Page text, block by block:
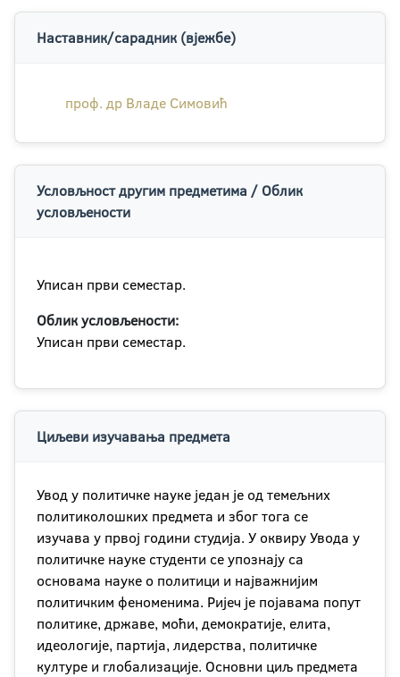
Наставник/сарадник (вјежбе)
проф. др Владе Симовић
Условљност другим предметима / Облик
условљености
Уписан први семестар.
Облик условљености:
Уписан први семестар.
Циљеви изучавања предмета
Увод у политичке науке један је од темељних
политиколошких предмета и због тога се
изучава у првој години студија. У оквиру Увода у
политичке науке студенти се упознају са
основама науке о политици и најважнијим
политичким феноменима. Ријеч је појавама попут
политике, државе, моћи, демократије, елита,
идеологије, партија, лидерства, политичке
културе и глобализације. Основни циљ предмета